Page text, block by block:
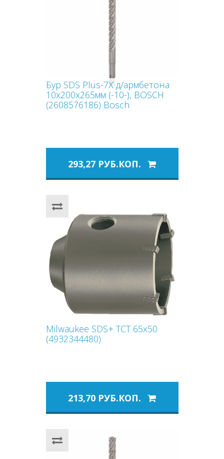
Бур SDS Plus-7X д/армбетона
10x200x265мм (-10-), BOSCH
(2608576186) Bosch
293,27 РУБ.КОП.
Milwaukee SDS+ TCT 65x50
(4932344480)
213,70 РУБ.КОП.